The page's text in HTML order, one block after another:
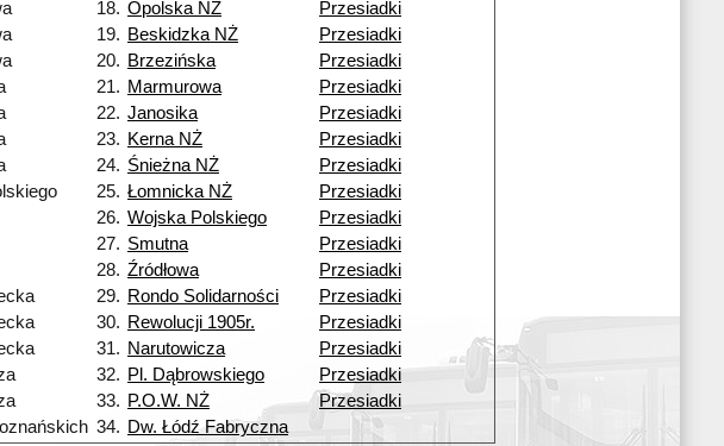
18. Opolska NŻ
Przesiadki
19. Beskidzka NŻ
Przesiadki
20. Brzezińska
Przesiadki
21. Marmurowa
Przesiadki
22. Janosika
Przesiadki
23. Kerna NŻ
Przesiadki
24. Śnieżna NŻ
Przesiadki
25. Łomnicka NŻ
Przesiadki
26. Wojska Polskiego
Przesiadki
27. Smutna
Przesiadki
28. Źródłowa
Przesiadki
29. Rondo Solidarności
Przesiadki
30. Rewolucji 1905r.
Przesiadki
31. Narutowicza
Przesiadki
32. Pl. Dąbrowskiego
Przesiadki
33. P.O.W. NŻ
Przesiadki
34. Dw. Łódź Fabryczna